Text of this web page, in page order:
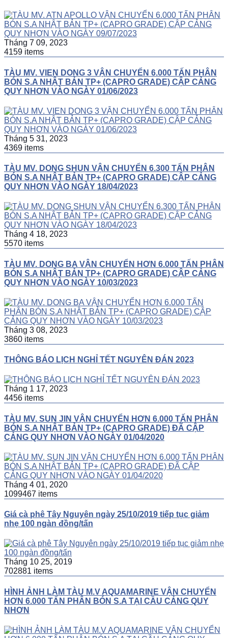
Tháng 7 09, 2023
4159 items
TÀU MV. VIEN DONG 3 VẬN CHUYỂN 6.000 TẤN PHÂN
BÓN S.A NHẬT BẢN TP+ (CAPRO GRADE) CẬP CẢNG
QUY NHƠN VÀO NGÀY 01/06/2023
Tháng 5 31, 2023
4369 items
TÀU MV. DONG SHUN VẬN CHUYỂN 6.300 TẤN PHÂN
BÓN S.A NHẬT BẢN TP+ (CAPRO GRADE) CẬP CẢNG
QUY NHƠN VÀO NGÀY 18/04/2023
Tháng 4 18, 2023
5570 items
TÀU MV. DONG BA VẬN CHUYỂN HƠN 6.000 TẤN PHÂN
BÓN S.A NHẬT BẢN TP+ (CAPRO GRADE) CẬP CẢNG
QUY NHƠN VÀO NGÀY 10/03/2023
Tháng 3 08, 2023
3860 items
THÔNG BÁO LỊCH NGHỈ TẾT NGUYÊN ĐÁN 2023
Tháng 1 17, 2023
4456 items
TÀU MV. SUN JIN VẬN CHUYỂN HƠN 6.000 TẤN PHÂN
BÓN S.A NHẬT BẢN TP+ (CAPRO GRADE) ĐÃ CẬP
CẢNG QUY NHƠN VÀO NGÀY 01/04/2020
Tháng 4 01, 2020
1099467 items
Giá cà phê Tây Nguyên ngày 25/10/2019 tiếp tục giảm
nhẹ 100 ngàn đồng/tấn
Tháng 10 25, 2019
702881 items
HÌNH ẢNH LÀM TÀU M.V AQUAMARINE VẬN CHUYỂN
HƠN 6.000 TẤN PHÂN BÓN S.A TẠI CẦU CẢNG QUY
NHƠN